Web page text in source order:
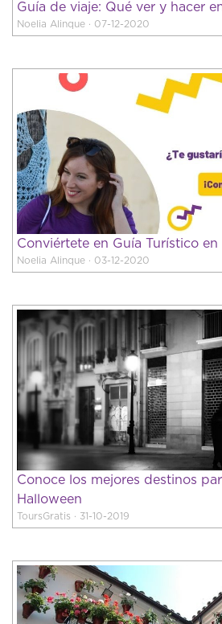
Guía de viaje: Qué ver y hacer
Noelia Alinque · 07-12-2020
Conviértete en Guía Turístico en
Noelia Alinque · 03-12-2020
Conoce los mejores destinos
Halloween
ToursGratis · 31-10-2019